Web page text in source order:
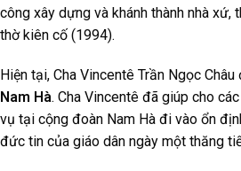
công xây dựng và khánh thành nhà xứ,
thờ kiên cố (1994).
Hiện tại, Cha Vincentê Trần Ngọc
Nam Hà. Cha Vincentê đã giúp cho
vụ tại cộng đoàn Nam Hà đi vào ổn
đức tin của giáo dân ngày một thăng